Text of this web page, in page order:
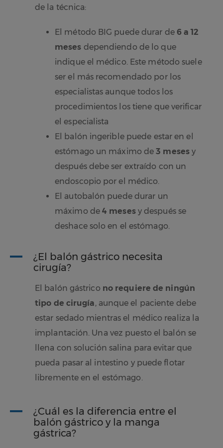
de la técnica:
El método BIG puede durar de 6 a 12
meses dependiendo de lo que
indique el médico. Este método suele
ser el más recomendado por los
especialistas aunque todos los
procedimientos los tiene que verificar
el especialista
El balón ingerible puede estar en el
estómago un máximo de3 mesesy
después debe ser extraído con un
endoscopio por el médico.
El autobalón puede durar un
máximo de 4 mesesy después se
deshace solo en el estómago.
A
¿El balón gástrico necesita
cirugía?
El balón gástrico no requiere de ningún
tipo de cirugía, aunque el paciente debe
estar sedado mientras el médico realiza la
implantación. Una vez puesto el balón se
llena con solución salina para evitar que
pueda pasar al intestino y puede flotar
libremente en el estómago.
A
¿Cuál es la diferencia entre el
balón gástrico y la manga
gástrica?